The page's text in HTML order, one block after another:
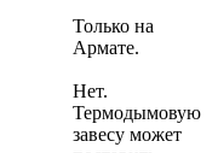
Только на
Армате.
Нет.
Термодымовую
завесу может